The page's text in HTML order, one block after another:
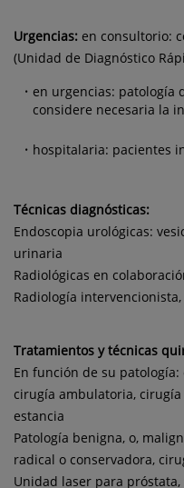
Urgencias: en consultorio:
(Unidad de Diagnóstico
en urgencias: patología
considere necesaria la
hospitalaria: pacientes
Técnicas diagnósticas:
Endoscopia urológicas:
urinaria
Radiológicas en
Radiología
Tratamientos y técnicas
En función de su
cirugía ambulatoria,
estancia
Patología benigna, o,
radical o conservadora,
Unidad laser para